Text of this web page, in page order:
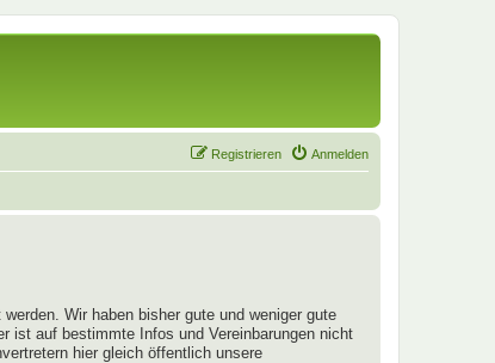
Anmelden
Registrieren
Wir haben bisher gute und weniger gute
ist auf bestimmte Infos und Vereinbarungen nicht
hier gleich öffentlich unsere